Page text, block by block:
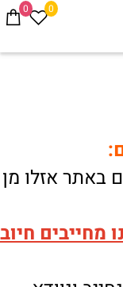
0 0
באתר אזלו מן
מחייבים חיוב